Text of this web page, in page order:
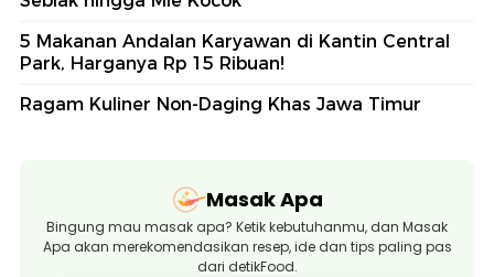
5 Makanan Andalan Karyawan di Kantin Central
Park, Harganya Rp 15 Ribuan!
Ragam Kuliner Non-Daging Khas Jawa Timur
Masak Apa
Bingung mau masak apa? Ketik kebutuhanmu, dan Masak
Apa akan merekomendasikan resep, ide dan tips paling pas
dari detikFood.